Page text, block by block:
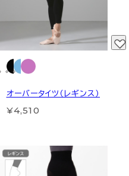
オーバータイツ（レギンス）
¥4,510